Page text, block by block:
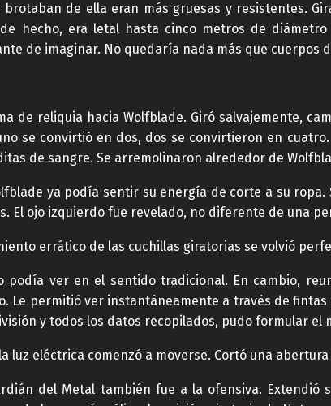
de ella eran más gruesas y resistentes.
hecho, era letal hasta cinco metros de
de imaginar. No quedaría nada más que cuerpos
de reliquia hacia Wolfblade. Giró salvajemente,
se convirtió en dos, dos se convirtieron en
de sangre. Se arremolinaron alrededor de
ya podía sentir su energía de corte a su
El ojo izquierdo fue revelado, no diferente de una
errático de las cuchillas giratorias se volvió
podía ver en el sentido tradicional. En cambio,
Le permitió ver instantáneamente a través de
y todos los datos recopilados, pudo formular el
luz eléctrica comenzó a moverse. Cortó una
del Metal también fue a la ofensiva. Extendió